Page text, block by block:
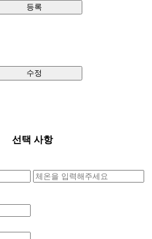
등록
수정
선택 사항